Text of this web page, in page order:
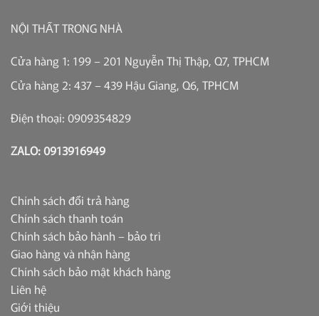
NỘI THẤT TRONG NHÀ
Cửa hàng 1: 199 – 201 Nguyễn Thị Thập, Q7, TPHCM
Cửa hàng 2: 437 – 439 Hậu Giang, Q6, TPHCM
Điện thoại: 0909354829
ZALO: 0913916949
Chính sách đổi trả hàng
Chính sách thanh toán
Chính sách bảo hành – bảo trì
Giao hàng và nhận hàng
Chính sách bảo mật khách hàng
Liên hệ
Giới thiệu